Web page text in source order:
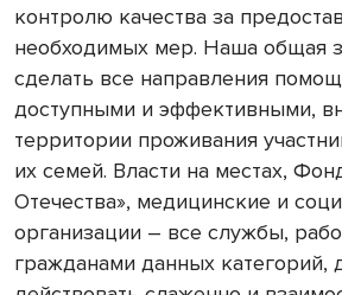
контролю качества за
необходимых мер. Наша общая
сделать все направления
доступными и эффективными,
территории проживания
их семей. Власти на местах,
Отечества», медицинские и
организации – все службы,
гражданами данных категорий,